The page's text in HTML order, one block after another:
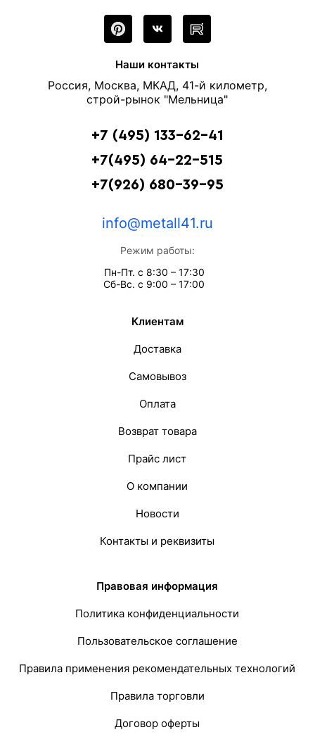
Наши контакты
Россия, Москва, МКАД, 41-й километр,
строй-рынок "Мельница"
+7 (495) 133-62-41
+7(495) 64-22-515
+7(926) 680-39-95
info@metall41.ru
Режим работы:
Пн-Пт. с 8:30 – 17:30
Сб-Вс. с 9:00 – 17:00
Клиентам
Доставка
Самовывоз
Оплата
Возврат товара
Прайс лист
О компании
Новости
Контакты и реквизиты
Правовая информация
Политика конфиденциальности
Пользовательское соглашение
Правила применения рекомендательных технологий
Правила торговли
Договор оферты